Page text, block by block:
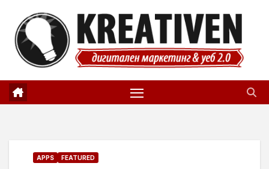
content
APPS FEATURED